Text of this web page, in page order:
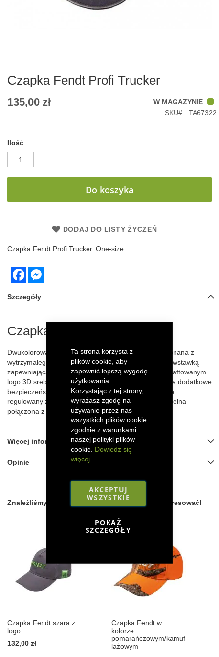
Ta strona korzysta z
plików cookie, aby
zapewnić lepszą wygodę
użytkowania.
Korzystając z tej strony,
wyrażasz zgodę na
używanie przez nas
wszystkich plików cookie
zgodnie z warunkami
naszej polityki plików
cookie. Dowiedz się
więcej...
AKCEPTUJ
WSZYSTKIE
POKAŻ
SZCZEGÓŁY
the
gallery
Czapka Fendt Profi Trucker
135,00 zł
W MAGAZYNIE
SKU
TA67322
Ilość
Do koszyka
DODAJ DO LISTY ŻYCZEŃ
Czapka Fendt Profi Trucker. One-size.
Facebook
Szczegóły
Czapka Fendt Profi Trucker
Dwukolorowa profesjonalna czapka typu trucker wykonana z
wytrzymałego bawełnianego materiału z siateczkową wstawką
zapewniającą optymalną wentylację. Z wypukłym wyhaftowanym
logo 3D srebrną nicią i odblaskową lamówką zapewnia dodatkowe
bezpieczeństwo. Czapka w jednym rozmiarze posiada
regulowany zatrzask z tyłu głowy. Materiał: 100% bawełna
połączona z siatką 100% poliester.
Więcej informacji
Opinie
Znaleźliśmy inne produkty, które mogą Cię zainteresować!
Czapka Fendt szara z
logo
132,00 zł
Czapka Fendt w
kolorze
pomarańczowym/kamuf
lażowym